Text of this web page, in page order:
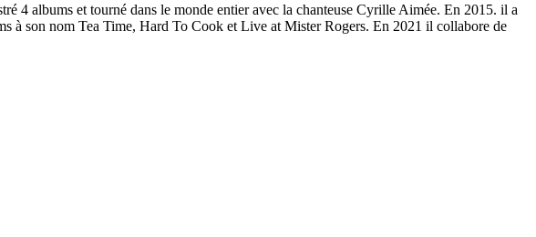
4 albums et tourné dans le monde entier avec la chanteuse Cyrille Aimée. En 2015. il a
à son nom Tea Time, Hard To Cook et Live at Mister Rogers. En 2021 il collabore de